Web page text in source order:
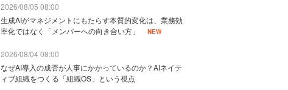
2026/08/05 08:00
生成AIがマネジメントにもたらす本質的変化は、業務効
率化ではなく「メンバーへの向き合い方」
NEW
2026/08/04 08:00
なぜAI導入の成否が人事にかかっているのか？AIネイテ
ィブ組織をつくる「組織OS」という視点